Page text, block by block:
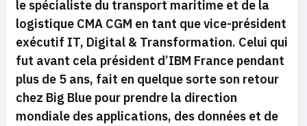
le spécialiste du transport maritime et de la
logistique CMA CGM en tant que vice-président
exécutif IT, Digital & Transformation. Celui qui
fut avant cela président d’IBM France pendant
plus de 5 ans, fait en quelque sorte son retour
chez Big Blue pour prendre la direction
mondiale des applications, des données et de